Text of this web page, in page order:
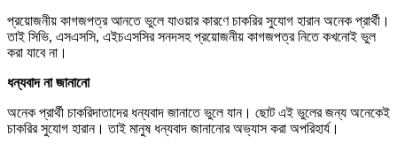
প্রয়োজনীয় কাগজপত্র আনতে ভুলে যাওয়ার কারণে চাকরির সুযোগ হারান অনেক প্রার্থী।
তাই সিভি, এসএসসি, এইচএসসির সনদসহ প্রয়োজনীয় কাগজপত্র নিতে কখনোই ভুল
করা যাবে না।
ধন্যবাদ না জানানো
অনেক প্রার্থী চাকরিদাতাদের ধন্যবাদ জানাতে ভুলে যান। ছোট এই ভুলের জন্য অনেকেই
চাকরির সুযোগ হারান। তাই মানুষ ধন্যবাদ জানানোর অভ্যাস করা অপরিহার্য।